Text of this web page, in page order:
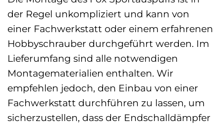
der Regel unkompliziert und kann von
einer Fachwerkstatt oder einem erfahrenen
Hobbyschrauber durchgeführt werden. Im
Lieferumfang sind alle notwendigen
Montagematerialien enthalten. Wir
empfehlen jedoch, den Einbau von einer
Fachwerkstatt durchführen zu lassen, um
sicherzustellen, dass der Endschalldämpfer